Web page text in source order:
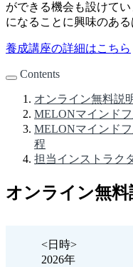
ができる機会も設けて
になることに興味のあ
養成講座の詳細はこちら
Contents
オンライン無料説
MELONマインド
MELONマインド
程
担当インストラク
オンライン無
<日時>
2026年